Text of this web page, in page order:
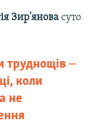
Зир'янова суто
труднощів ‒
коли
не